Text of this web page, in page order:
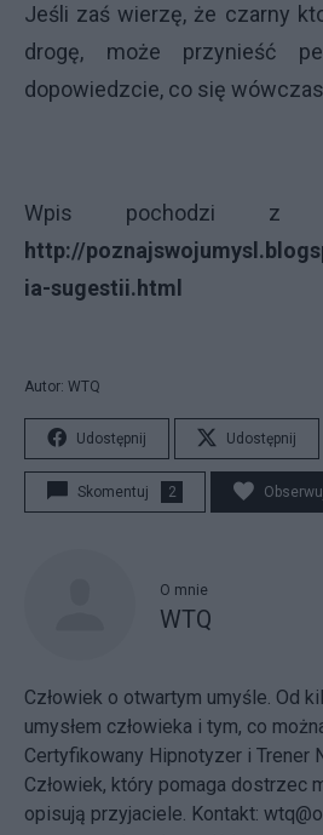
Jeśli zaś wierzę, że czarny
drogę, może przynieść
dopowiedzcie, co się
Wpis pochodzi z
http://
ia-sugestii.html
Autor: WTQ
Udostępnij Udostępnij
Skomentuj 2
O mnie
WTQ
Człowiek o otwartym umyśle. Od
umysłem człowieka i tym, co
Certyfikowany Hipnotyzer i Trener
Człowiek, który pomaga dostrzec
opisują przyjaciele. Kontakt: